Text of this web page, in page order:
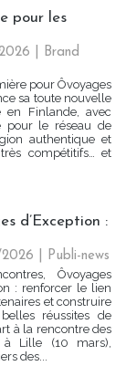
pour les
Brand
pour Ôvoyages
sa toute nouvelle
en Finlande, avec
pour le réseau de
authentique et
compétitifs… et
d’Exception :
Publi-news
Ôvoyages
: renforcer le lien
et construire
réussites de
à la rencontre des
à Lille (10 mars),
des...